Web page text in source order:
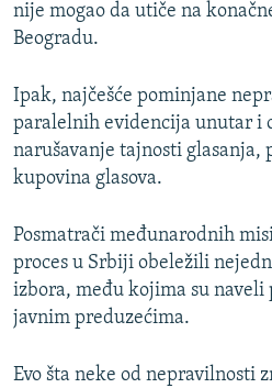
nije mogao da utiče na
Beogradu.
Ipak, najčešće pominjane
paralelnih evidencija unutar i
narušavanje tajnosti glasanja,
kupovina glasova.
Posmatrači međunarodnih
proces u Srbiji obeležili
izbora, među kojima su naveli
javnim preduzećima.
Evo šta neke od nepravilnosti